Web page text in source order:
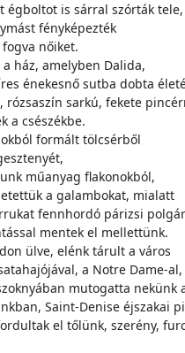
égboltot is sárral szórták tele,
fényképezték
nőiket.
ház, amelyben Dalida,
énekesnő sutba dobta
rózsaszín sarkú, fekete
a csészékbe.
formált tölcsérből
műanyag flakonokból,
a galambokat, mialatt
fennhordó párizsi
mentek el mellettünk.
ülve, elénk tárult a város
a Notre Dame-al,
mutogatta nekünk
Saint-Denise éjszakai
el tőlünk, szerény,